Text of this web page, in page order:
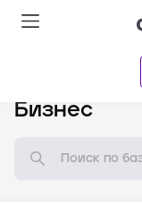
Бизнес